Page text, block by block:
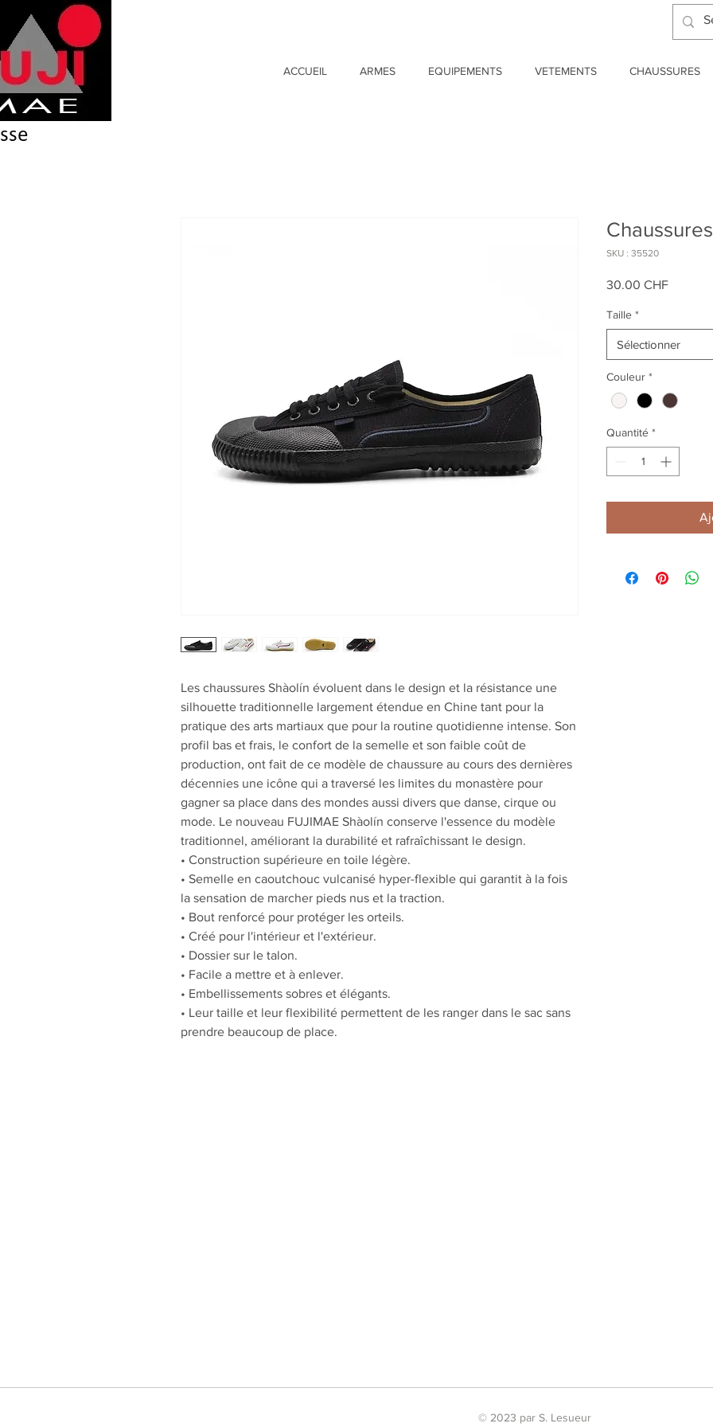
ACCUEIL ARMES EQUIPEMENTS VETEMENTS CHAUSSURES
Les chaussures Shàolín évoluent dans le design et la résistance une
silhouette traditionnelle largement étendue en Chine tant pour la
pratique des arts martiaux que pour la routine quotidienne intense. Son
profil bas et frais, le confort de la semelle et son faible coût de
production, ont fait de ce modèle de chaussure au cours des dernières
décennies une icône qui a traversé les limites du monastère pour
gagner sa place dans des mondes aussi divers que danse, cirque ou
mode. Le nouveau FUJIMAE Shàolín conserve l'essence du modèle
traditionnel, améliorant la durabilité et rafraîchissant le design.
• Construction supérieure en toile légère.
• Semelle en caoutchouc vulcanisé hyper-flexible qui garantit à la fois
la sensation de marcher pieds nus et la traction.
• Bout renforcé pour protéger les orteils.
• Créé pour l'intérieur et l'extérieur.
• Dossier sur le talon.
• Facile a mettre et à enlever.
• Embellissements sobres et élégants.
• Leur taille et leur flexibilité permettent de les ranger dans le sac sans
prendre beaucoup de place.
SKU : 35520
30.00 CHFPrix
Taille *
Sélectionner
Couleur *
Quantité *
© 2023 par S. Lesueur